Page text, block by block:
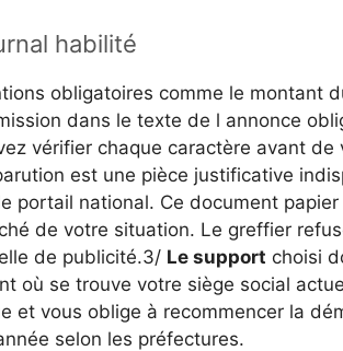
habilité
obligatoires comme le montant
dans le texte de l annonce
vérifier chaque caractère avant de
est une pièce justificative
portail national. Ce document
de votre situation. Le greffier
de publicité.3/ Le support choisi
où se trouve votre siège social
et vous oblige à recommencer la
selon les préfectures.